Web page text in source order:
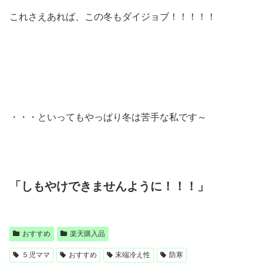
これさえあれば、この冬もダイジョブ！！！！！
・・・といってもやっぱり冬は苦手な私です～
「しもやけできませんように！！！」
おすすめ 楽天購入品
５児ママ おすすめ 末端冷え性 防寒